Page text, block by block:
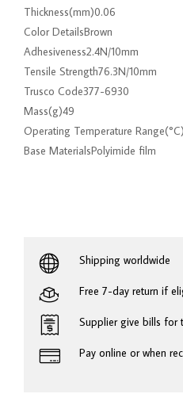
Thickness(mm)0.06
Color DetailsBrown
Adhesiveness2.4N/10mm
Tensile Strength76.3N/10mm
Trusco Code377-6930
Mass(g)49
Operating Temperature
Base MaterialsPolyimide film
Shipping worldwide
Free 7-day return if
Supplier give bills for
Pay online or when